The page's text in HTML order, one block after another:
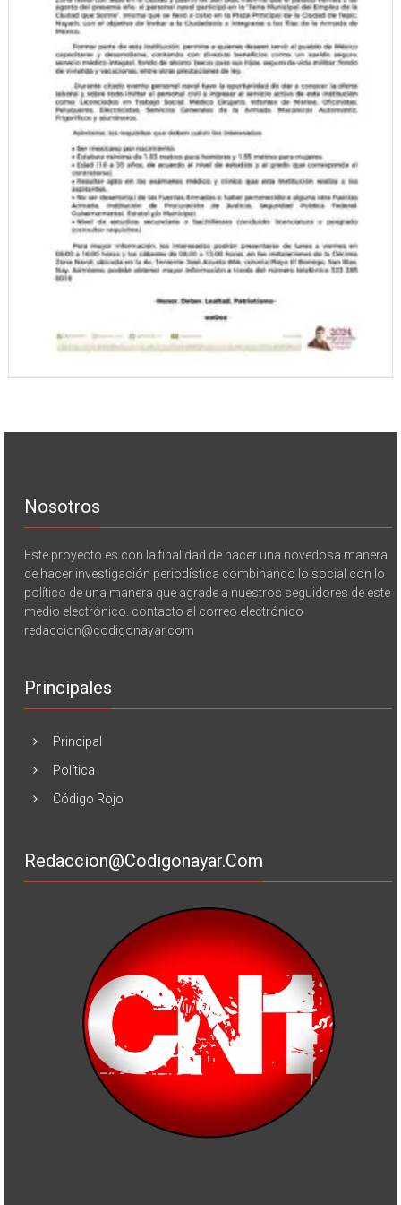
Nosotros
Este proyecto es con la finalidad de hacer una novedosa manera
de hacer investigación periodística combinando lo social con lo
político de una manera que agrade a nuestros seguidores de este
medio electrónico. contacto al correo electrónico
redaccion@codigonayar.com
Principales
Principal
Política
Código Rojo
Redaccion@codigonayar.com